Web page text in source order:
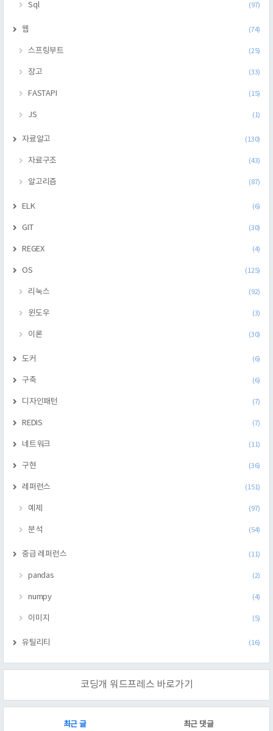
Sql (97)
웹 (74)
스프링부트 (25)
장고 (33)
FASTAPI (15)
JS (1)
자료알고 (130)
자료구조 (43)
알고리즘 (87)
ELK (6)
GIT (30)
REGEX (4)
OS (125)
리눅스 (92)
윈도우 (3)
이론 (30)
도커 (6)
구축 (6)
디자인패턴 (7)
REDIS (7)
네트워크 (11)
구현 (36)
레퍼런스 (151)
예제 (97)
분석 (54)
중급 레퍼런스 (11)
pandas (2)
numpy (4)
이미지 (5)
유틸리티 (16)
코딩개 워드프레스 바로가기
최근 글 최근 댓글